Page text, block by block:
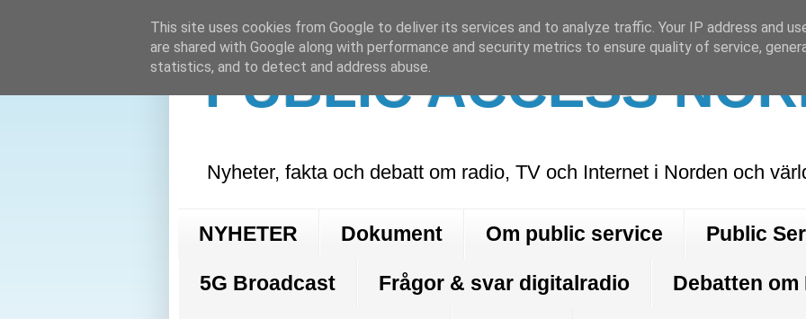
PUBLIC ACCESS
Nyheter, fakta och debatt om radio, TV och Internet i Norden och
NYHETER Dokument Om public service Public
5G Broadcast Frågor & svar digitalradio Debatten om
This site uses cookies from Google to deliver its services and to analyze traffic. Your IP address and
are shared with Google along with performance and security metrics to ensure quality of service,
statistics, and to detect and address abuse.